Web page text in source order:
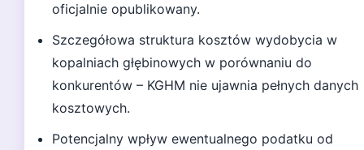
oficjalnie opublikowany.
Szczegółowa struktura kosztów wydobycia w
kopalniach głębinowych w porównaniu do
konkurentów – KGHM nie ujawnia pełnych danych
kosztowych.
Potencjalny wpływ ewentualnego podatku od